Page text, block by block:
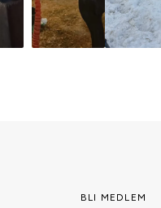
BLI MEDLEM